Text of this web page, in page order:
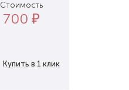
Стоимость
700₽